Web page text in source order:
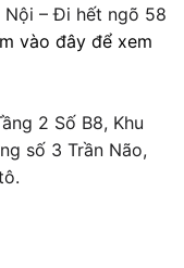
Nội – Đi hết ngõ 58
vào đây để xem
2 Số B8, Khu
số 3 Trần Não,